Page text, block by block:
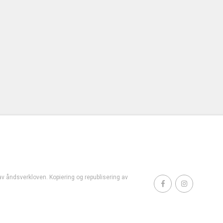
åndsverkloven. Kopiering og republisering av